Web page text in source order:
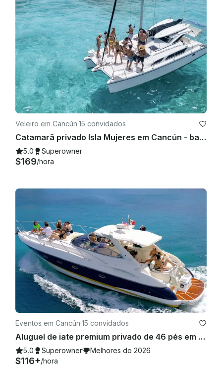
Veleiro em Cancún·15 convidados
Catamarã privado Isla Mujeres em Cancún - bar aberto, almoço com snorkel e diversão
5.0 Superowner
$169/hora
Eventos em Cancún·15 convidados
Aluguel de iate premium privado de 46 pés em Cancún
5.0 Superowner Melhores do 2026
$116+/hora